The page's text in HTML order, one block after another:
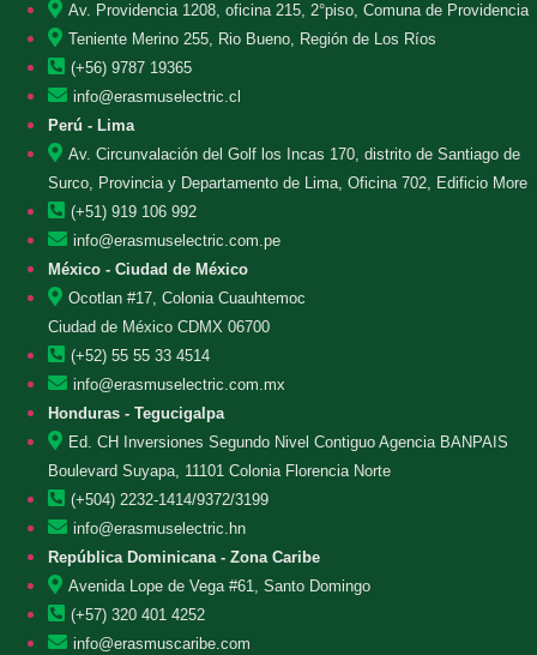
Av. Providencia 1208, oficina 215, 2°piso, Comuna de Providencia
Teniente Merino 255, Rio Bueno, Región de Los Ríos
(+56) 9787 19365
info@erasmuselectric.cl
Perú - Lima
Av. Circunvalación del Golf los Incas 170, distrito de Santiago de
Surco, Provincia y Departamento de Lima, Oficina 702, Edificio More
(+51) 919 106 992
info@erasmuselectric.com.pe
México - Ciudad de México
Ocotlan #17, Colonia Cuauhtemoc
Ciudad de México CDMX 06700
(+52) 55 55 33 4514
info@erasmuselectric.com.mx
Honduras - Tegucigalpa
Ed. CH Inversiones Segundo Nivel Contiguo Agencia BANPAIS
Boulevard Suyapa, 11101 Colonia Florencia Norte
(+504) 2232-1414/9372/3199
info@erasmuselectric.hn
República Dominicana - Zona Caribe
Avenida Lope de Vega #61, Santo Domingo
(+57) 320 401 4252
info@erasmuscaribe.com